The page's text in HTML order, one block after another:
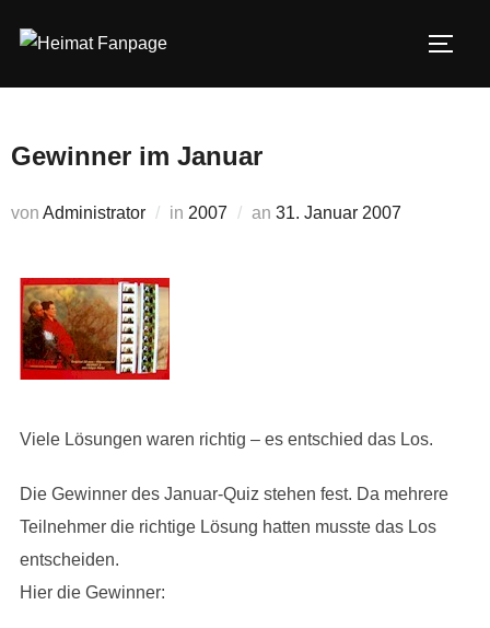
Inhalt
Gewinner im Januar
von Administrator in 2007 an Veröffentlicht
31. Januar 2007
Viele Lösungen waren richtig – es entschied das Los.
Die Gewinner des Januar-Quiz stehen fest. Da mehrere
Teilnehmer die richtige Lösung hatten musste das Los
entscheiden.
Hier die Gewinner: